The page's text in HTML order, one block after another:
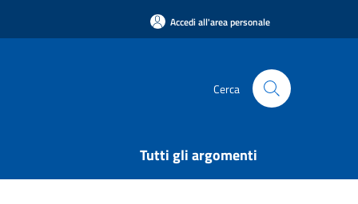
Accedi all'area personale
Cerca
Tutti gli argomenti